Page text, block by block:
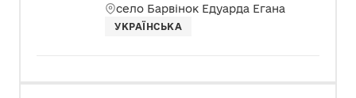
село Барвінок Едуарда Егана
УКРАЇНСЬКА